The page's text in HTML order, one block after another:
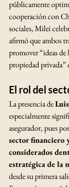
públicamente
cooperación con
sociales, Milei
afirmó que ambos
promover “ideas de
propiedad privada”
El rol del
La presencia de
especialmente
asegurador, pues
sector financiero
considerados
estratégica de la
desde su primera